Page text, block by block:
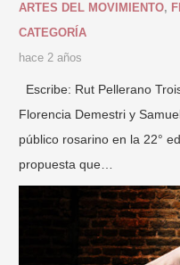
ARTES DEL MOVIMIENTO,
CATEGORÍA
hace 2 años
Escribe: Rut Pellerano
Florencia Demestri y
público rosarino en la 22°
propuesta que…